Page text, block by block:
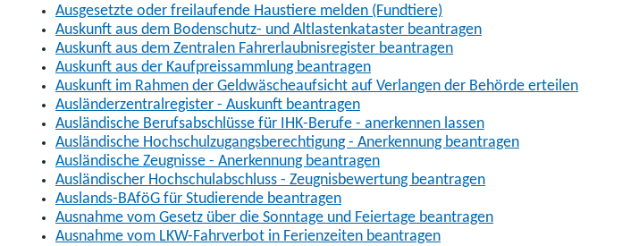
Ausgesetzte oder freilaufende Haustiere melden (Fundtiere)
Auskunft aus dem Bodenschutz- und Altlastenkataster beantragen
Auskunft aus dem Zentralen Fahrerlaubnisregister beantragen
Auskunft aus der Kaufpreissammlung beantragen
Auskunft im Rahmen der Geldwäscheaufsicht auf Verlangen der Behörde erteilen
Ausländerzentralregister - Auskunft beantragen
Ausländische Berufsabschlüsse für IHK-Berufe - anerkennen lassen
Ausländische Hochschulzugangsberechtigung - Anerkennung beantragen
Ausländische Zeugnisse - Anerkennung beantragen
Ausländischer Hochschulabschluss - Zeugnisbewertung beantragen
Auslands-BAföG für Studierende beantragen
Ausnahme vom Gesetz über die Sonntage und Feiertage beantragen
Ausnahme vom LKW-Fahrverbot in Ferienzeiten beantragen